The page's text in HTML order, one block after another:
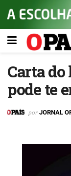
Carta
pode te
por JORNAL